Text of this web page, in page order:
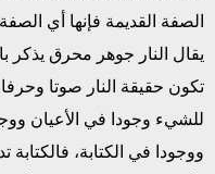
الصفة القديمة فإنها أي
يقال النار جوهر محرق يذكر
تكون حقيقة النار صوتا
للشيء وجودا في الأعيان
ووجودا في الكتابة،